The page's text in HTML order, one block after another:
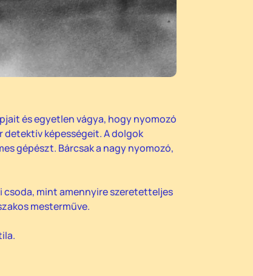
és egyetlen vágya, hogy nyomozó
detektív képességeit. A dolgok
gépészt. Bárcsak a nagy nyomozó,
mint amennyire szeretetteljes
mesterműve.